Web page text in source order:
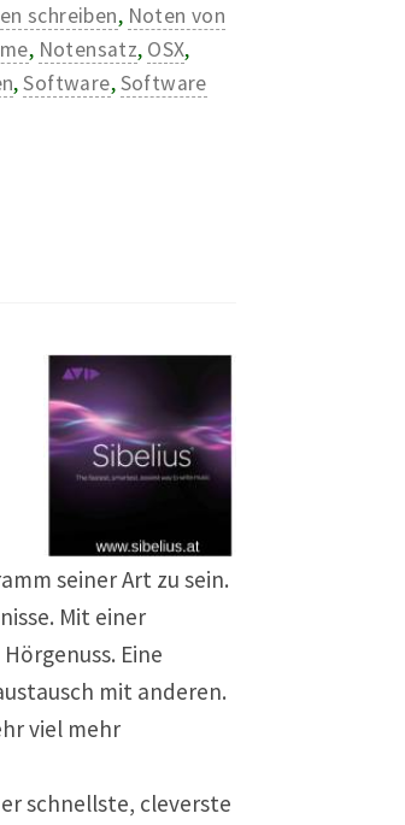
schreiben, Noten von
, Notensatz, OSX,
,Software,Software
seiner Art zu sein.
Mit einer
Eine
mit anderen.
viel mehr
schnellste, cleverste